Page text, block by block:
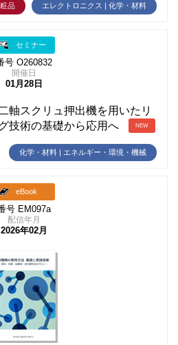
品 エレクトロニクス | 化学・材料
セミナー
号 O260832
開催日
01月28日
軸スクリュ押出機を用いたリ
技術の基礎から応用へ
NEW
化学・材料 | エネルギー・環境・機械
eBook
号 EM097a
配信年月
2026年02月